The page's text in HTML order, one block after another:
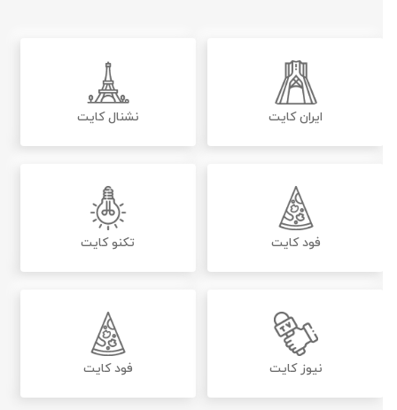
ایران کایت نشنال کایت
فود کایت تکنو کایت
نیوز کایت فود کایت